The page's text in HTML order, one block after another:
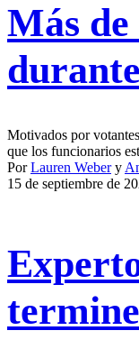
Más
Motivados por
que los funcionarios
PorLauren Webery
15 de septiembre de